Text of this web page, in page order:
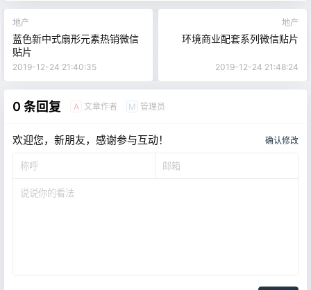
地产
蓝色新中式扇形元素热销微信
贴片
2019-12-24 21:40:35
地产
环境商业配套系列微信贴片
2019-12-24 21:48:24
0 条回复 A 文章作者 M 管理员
欢迎您，新朋友，感谢参与互动！ 确认修改